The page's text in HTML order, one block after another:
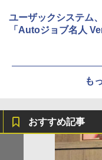
ユーザックシステム
「Autoジョブ名人
も
おすすめ記事